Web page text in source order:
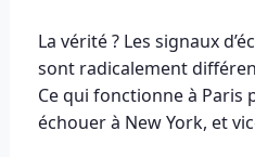
La vérité ? Les signaux
sont radicalement
Ce qui fonctionne à Paris
échouer à New York, et